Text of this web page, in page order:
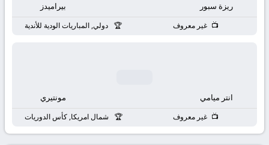
ريزة سبور بيراميدز
غير معروف دولي, المباريات الودية للأندية
انتر ميامي مونتيري
غير معروف شمال امريكا, كأس الدوريات